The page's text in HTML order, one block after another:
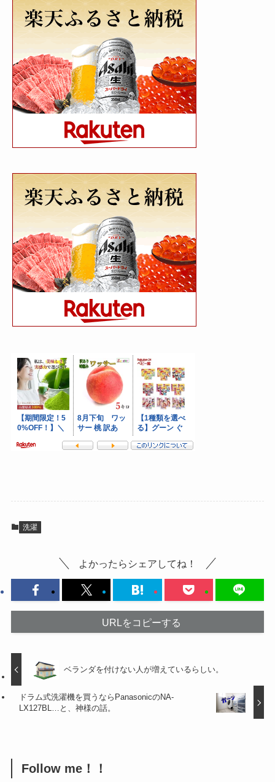
洗濯
よかったらシェアしてね！
URLをコピーする
ベランダを付けない人が増えているらしい。
ドラム式洗濯機を買うならPanasonicのNA-
LX127BL…と、神様の話。
Follow me！！